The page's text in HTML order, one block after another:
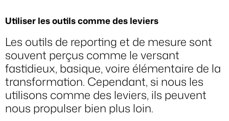
Utiliser les outils comme des leviers
Les outils de reporting et de mesure sont
souvent perçus comme le versant
fastidieux, basique, voire élémentaire de la
transformation. Cependant, si nous les
utilisons comme des leviers, ils peuvent
nous propulser bien plus loin.